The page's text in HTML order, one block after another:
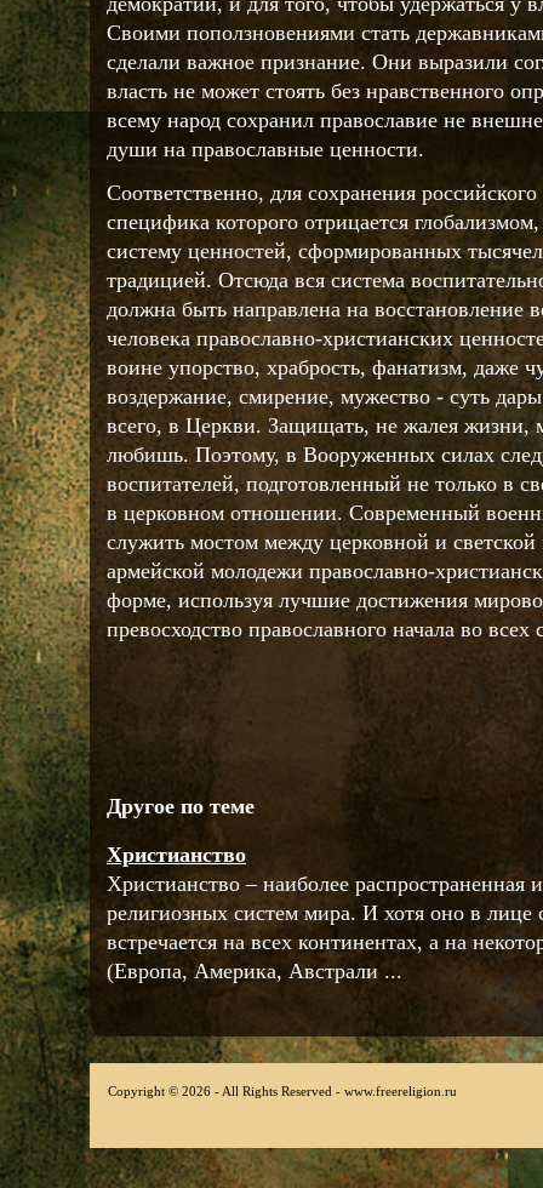
Своими поползновениями стать
сделали важное признание. Они выразили
власть не может стоять без нравственного
всему народ сохранил православие не
души на православные ценности.
Соответственно, для сохранения
специфика которого отрицается
систему ценностей, сформированных
традицией. Отсюда вся система
должна быть направлена на восстановление
человека православно-христианских
воине упорство, храбрость, фанатизм, даже
воздержание, смирение, мужество - суть
всего, в Церкви. Защищать, не жалея жизни,
любишь. Поэтому, в Вооруженных силах
воспитателей, подготовленный не только в
в церковном отношении. Современный
служить мостом между церковной и светской
армейской молодежи православно-
форме, используя лучшие достижения
превосходство православного начала во
Другое по теме
Христианство
Христианство – наиболее распространенная
религиозных систем мира. И хотя оно в лице
встречается на всех континентах, а на
(Европа, Америка, Австрали ...
Copyright © 2026 - All Rights Reserved - www.freereligion.ru